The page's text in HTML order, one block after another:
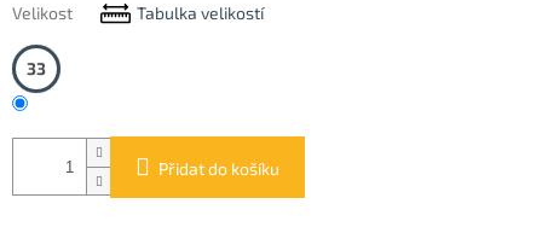
cena:
Velikost Tabulka velikostí
33
Přidat do košíku